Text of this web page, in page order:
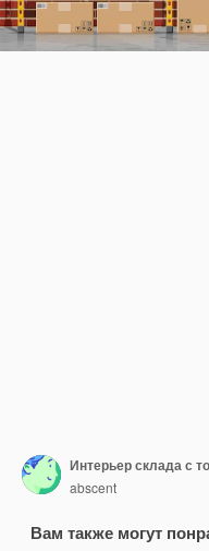
abscent
Вам также могут